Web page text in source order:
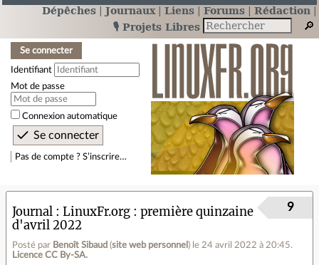
Dépêches Journaux Liens Forums
Rédaction
🎙️ Projets Libres
Se connecter
Identifiant
Mot de passe
Connexion automatique
Pas de compte ? S’inscrire…
Journal
LinuxFr.org : première quinzaine
d'avril 2022
Posté par Benoît Sibaud (site web personnel ) le 24 avril 2022 à 20:45.
Licence CC By‑SA.
9